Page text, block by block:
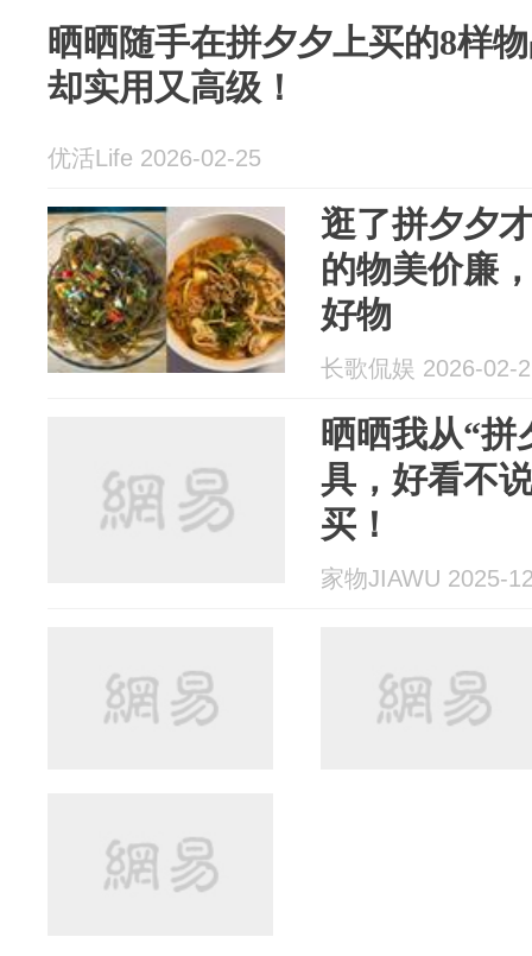
晒晒随手在拼夕夕上买的8样
却实用又高级！
优活Life 2026-02-25
逛了拼夕夕
的物美价廉
好物
长歌侃娱 2026-02-
晒晒我从“拼
具，好看不
买！
家物JIAWU 2025-